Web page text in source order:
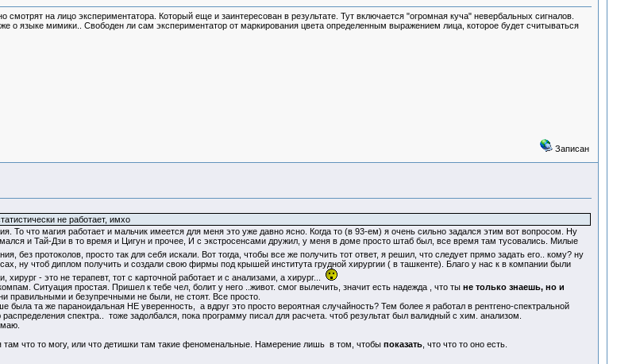
на лицо экспериментатора. Который еще и заинтересован в результате. Тут включается "огромная куча" невербальных сигналов.
о языке мимики.. Свободен ли сам экспериментатор от маркирования цвета определенным выражением лица, которое будет считываться
Записан
не работает, имхо
То что магия работает и мальчик имеется для меня это уже давно ясно. Когда то (в 93-ем) я очень сильно задался этим вот вопросом. Ну
и Тай-Дзи в то время и Цигун и прочее, И с экстросенсами дружил, у меня в доме просто штаб был, все время там тусовались. Милые
без протоколов, просто так для себя искали. Вот тогда, чтобы все же получить тот ответ, я решил, что следует прямо задать его.. кому? ну
ну чтоб диплом получить и создали свою фирмы под крышей института грудной хирургии ( в ташкенте). Благо у нас к в компании были
- это не терапевт, тот с карточной работает и с анализами, а хирург...
Ситуация простая. Пришел к тебе чел, болит у него ..живот. смог вылечить, значит есть надежда , что ты не только знаешь, но и
правильными и безупречными не были, не стоят. Все просто.
была та же параноидальная НЕ уверенность, а вдруг это просто вероятная случайность? Тем более я работал в рентгено-спектральной
спектра.. тоже задолбался, пока программу писал для расчета. чтоб результат был валидный с хим. анализом.
что то могу, или что детишки там такие феноменальные. Намерение лишь в том, чтобы показать, что что то оно есть.